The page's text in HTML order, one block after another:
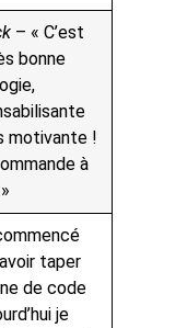
– « C’est
bonne
motivante !
à
taper
de code
je